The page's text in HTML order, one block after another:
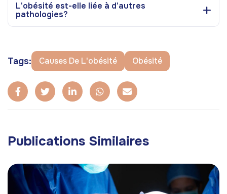
L'obésité est-elle liée à d'autres
pathologies?
Tags: Causes De L'obésité Obésité
Publications Similaires